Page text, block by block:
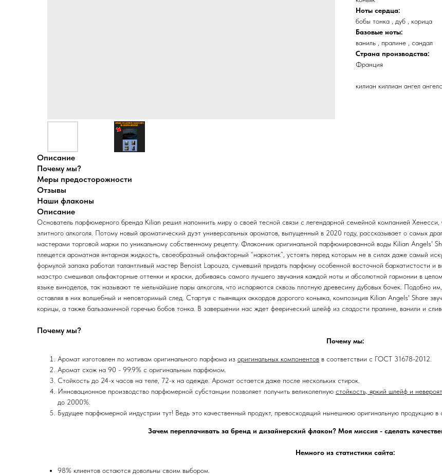
Ноты сердца:
бобы тонка , дуб , корица
Базовые ноты:
ваниль , пралине , сандал
Страна производства:
Франция
килиан киллиан ангел
Описание
Почему мы?
Меры предосторожности
Отзывы
Наши флаконы
Описание
Основатель парфюмерного бренда Kilian решил напомнить миру о своей тесной связи с легендарной семейной компанией
элитного алкоголя. Потому новый ароматический дуэт универсальных ароматов, выпущенный в 2020 году, рассказывает о самых
мастерами торговой марки по уникальному собственному рецепту. Флакончик оригинальной парфюмированной воды Kilian Angels'
плещется ароматная янтарная жидкость, своеобразный ольфакторный “наркотик”, устоять перед которым не в силах даже самый
формулой запаха работал талантливый мастер Benoist Lapouza, сумевший придать парфюму особенной восточной бархатистости и
маэстро смешивал ольфакторные оттенки и краски, добиваясь самого лучшего звучания каждой ноты и абсолютной гармонии в
языке виноделов, так называют те мельчайшие пары алкоголя, что испаряются сквозь плотную древесину дубовых бочек. Подобно
оставляя в них волшебный и неповторимый след. Стартуя с пьянящих аккордов дорогого коньяка, композиция Kilian Angels' Share
корицы, а также бальзамичной горечью бобов тонка. В завершении нас ждет феерический шлейф из сладости пралине, ванили и
Почему мы?
Почему мы:
Аромат изготовлен по мотивам оригинального парфюма из оригинальных компонентов в соответствии с ГОСТ 31678-2012.
Аромат схож на 90 - 99.9% с оригинальным парфюмом.
Стойкость до 24-х часов на теле, 72-х на одежде. Аромат остается даже после нескольких стирок.
Инновационное производство парфюмерной субстанции позволяет получить великолепную стойкость, яркий шлейф и
до 2000%.
Будущее парфюмерной индустрии тут! Ведь это качественный продукт, превосходящий нынешнюю оригинальную продукцию
Зачем переплачивать за бренд и дизайнерский флакон? Моя миссия - сделать
Немного из статистики сайта:
98% клиентов остаются довольны своим выбором.